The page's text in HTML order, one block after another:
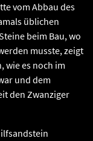
vom Abbau des
üblichen
beim Bau, wo
musste, zeigt
wie es noch im
und dem
den Zwanziger